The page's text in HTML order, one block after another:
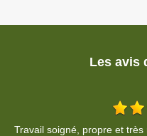
Les avis
Taille de mes thuyas depuis